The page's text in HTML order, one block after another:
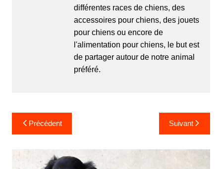
différentes races de chiens, des
accessoires pour chiens, des jouets
pour chiens ou encore de
l'alimentation pour chiens, le but est
de partager autour de notre animal
préféré.
Navigation
de
l’article
Précédent Suivant